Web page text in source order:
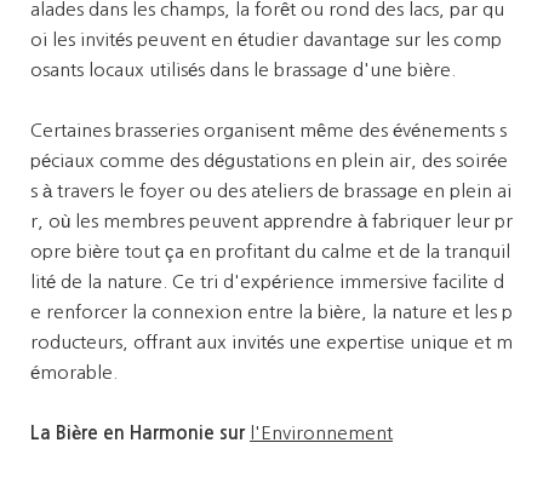
alades dans les champs, la forêt ou rond des lacs, par qu
oi les invités peuvent en étudier davantage sur les comp
osants locaux utilisés dans le brassage d'une bière.
Certaines brasseries organisent même des événements s
péciaux comme des dégustations en plein air, des soirée
s à travers le foyer ou des ateliers de brassage en plein ai
r, où les membres peuvent apprendre à fabriquer leur pr
opre bière tout ça en profitant du calme et de la tranquil
lité de la nature. Ce tri d'expérience immersive facilite d
e renforcer la connexion entre la bière, la nature et les p
roducteurs, offrant aux invités une expertise unique et m
émorable.
La Bière en Harmonie sur l'Environnement